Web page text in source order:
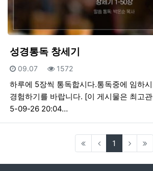
성경통독 창세기
등록일
09.07 조회
1572
하루에 5장씩 통독합시다.통독중에 임하
경험하기를 바랍니다. [이 게시물은 최고
5-09-26 20:04…
1 (current)